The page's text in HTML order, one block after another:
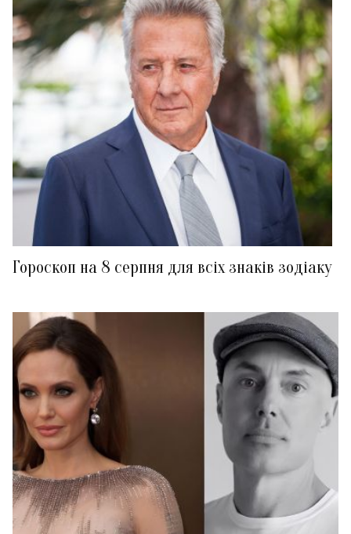
Гороскоп на 8 серпня для всіх знаків зодіаку